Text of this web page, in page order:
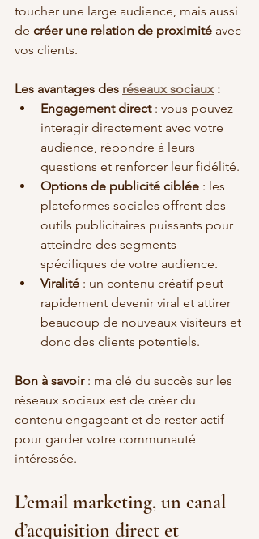
toucher une large audience, mais aussi
de créer une relation de proximité avec
vos clients.
Les avantages des réseaux sociaux :
Engagement direct : vous pouvez
interagir directement avec votre
audience, répondre à leurs
questions et renforcer leur fidélité.
Options de publicité ciblée : les
plateformes sociales offrent des
outils publicitaires puissants pour
atteindre des segments
spécifiques de votre audience.
Viralité : un contenu créatif peut
rapidement devenir viral et attirer
beaucoup de nouveaux visiteurs et
donc des clients potentiels.
Bon à savoir : ma clé du succès sur les
réseaux sociaux est de créer du
contenu engageant et de rester actif
pour garder votre communauté
intéressée.
L’email marketing, un canal
d’acquisition direct et